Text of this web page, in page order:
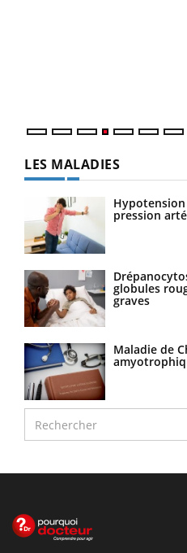
LES MALADIES
pression
globules
graves
Maladie de